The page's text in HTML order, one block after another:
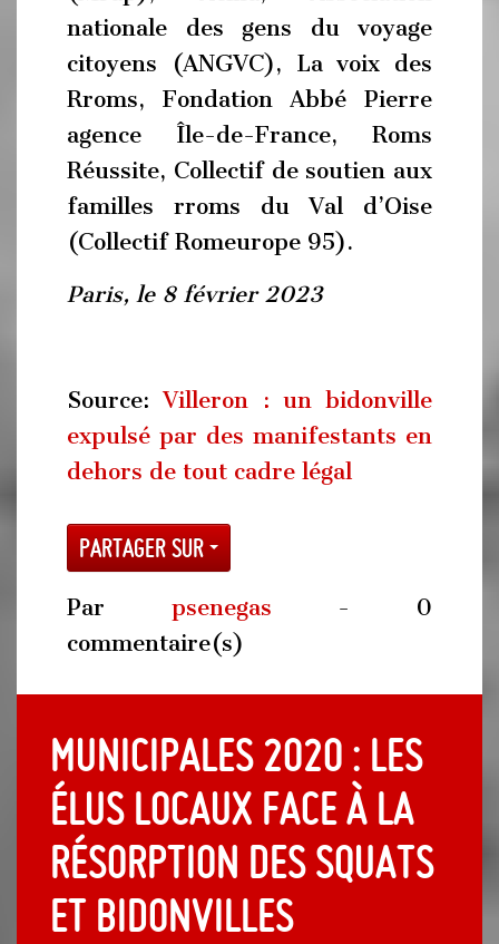
nationale des gens du voyage
citoyens (ANGVC), La voix des
Rroms, Fondation Abbé Pierre
agence Île-de-France, Roms
Réussite, Collectif de soutien aux
familles rroms du Val d’Oise
(Collectif Romeurope 95).
Paris, le 8 février 2023
Source:Villeron : un bidonville
expulsé par des manifestants en
dehors de tout cadre légal
Partager sur
Par psenegas - 0
commentaire(s)
Municipales 2020 : les
élus locaux face à la
résorption des squats
et bidonvilles